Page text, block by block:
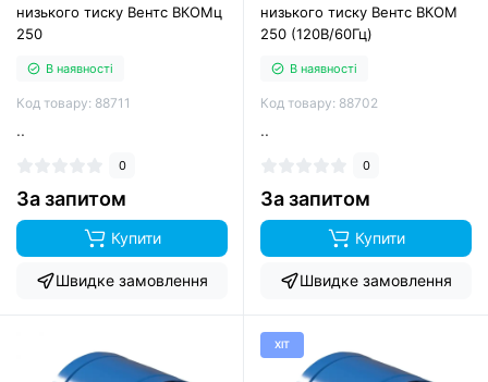
низького тиску Вентс ВКОМц
250
В наявності
Код товару: 88711
..
0
За запитом
Купити
Швидке замовлення
низького тиску Вентс ВКОМ
250 (120В/60Гц)
В наявності
Код товару: 88702
..
0
За запитом
Купити
Швидке замовлення
ХІТ